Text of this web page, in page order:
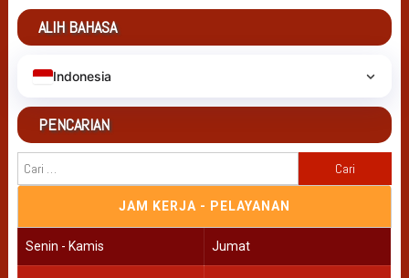
ALIH BAHASA
Indonesia
PENCARIAN
untuk:
JAM KERJA - PELAYANAN
Senin - Kamis Jumat